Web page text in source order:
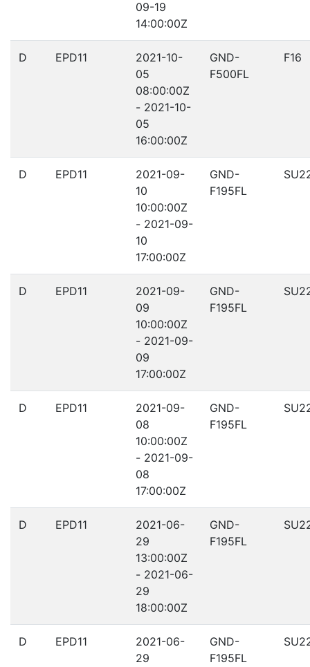
09-19
14:00:00Z
D EPD11
2021-10-
05
08:00:00Z
- 2021-10-
05
16:00:00Z
GND-
F500FL
F16
D EPD11
2021-09-
10
10:00:00Z
- 2021-09-
10
17:00:00Z
GND-
F195FL
D EPD11
2021-09-
09
10:00:00Z
- 2021-09-
09
17:00:00Z
GND-
F195FL
D EPD11
2021-09-
08
10:00:00Z
- 2021-09-
08
17:00:00Z
GND-
F195FL
D EPD11
2021-06-
29
13:00:00Z
- 2021-06-
29
18:00:00Z
GND-
F195FL
D EPD11
2021-06-
29
GND-
F195FL